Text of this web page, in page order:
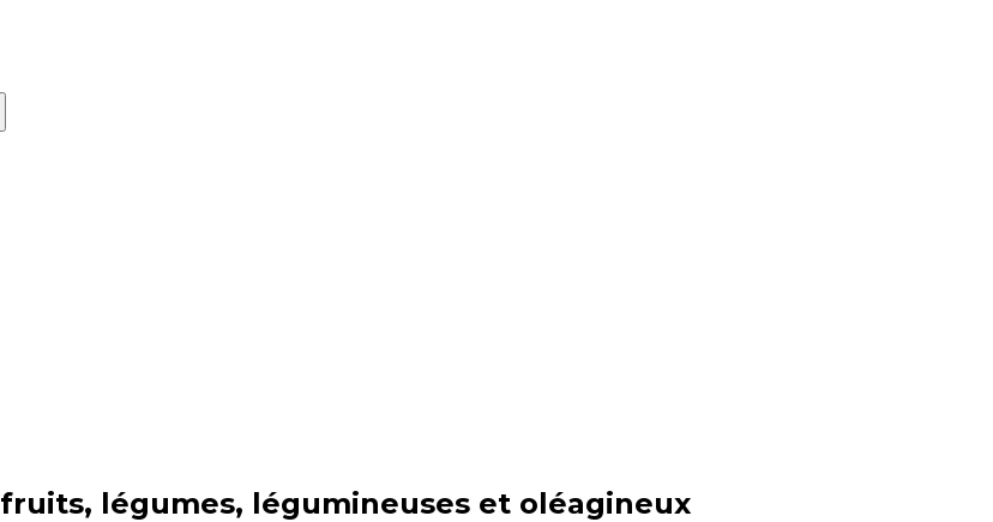
fruits, légumes, légumineuses et oléagineux